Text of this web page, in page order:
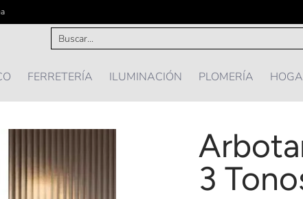
PLOMERÍA HOGAR Y MAS ... OFERTAS
Buscar...
FERRETERÍA ILUMINACIÓN PLOMERÍA
3